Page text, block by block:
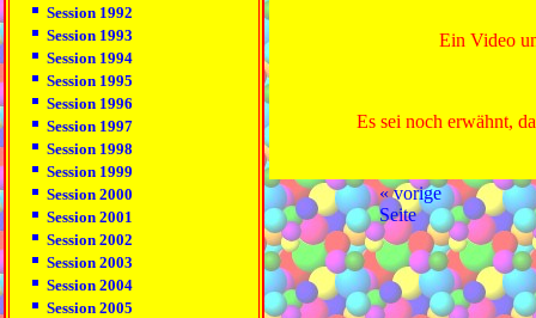
Session 1992
Session 1993
Session 1994
Session 1995
Session 1996
Session 1997
Session 1998
Session 1999
Session 2000
Session 2001
Session 2002
Session 2003
Session 2004
Session 2005
Ein Video
Es sei noch erwähnt,
« vorige
Seite